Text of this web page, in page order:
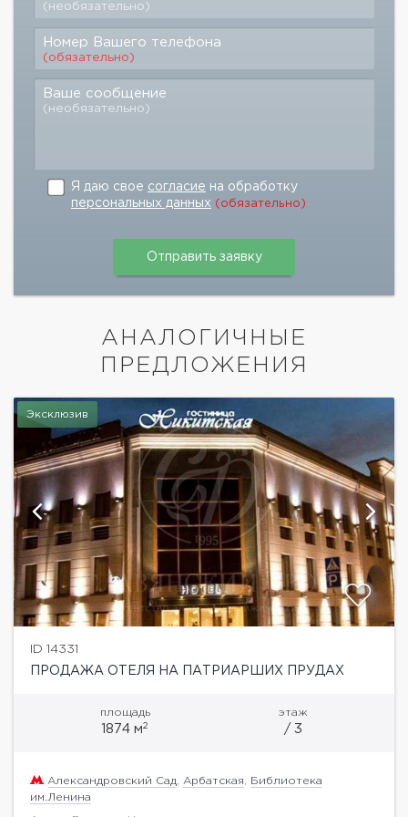
(необязательно)
Номер Вашего телефона
(обязательно)
Ваше сообщение
(необязательно)
Я даю свое согласие на обработку
персональных данных (обязательно)
АНАЛОГИЧНЫЕ
ПРЕДЛОЖЕНИЯ
Эксклюзив
ID 14331
ПРОДАЖА ОТЕЛЯ НА ПАТРИАРШИХ ПРУДАХ
площадь
1874 м2
этаж
/ 3
Александровский Сад Арбатская
Библиотека
им.Ленина